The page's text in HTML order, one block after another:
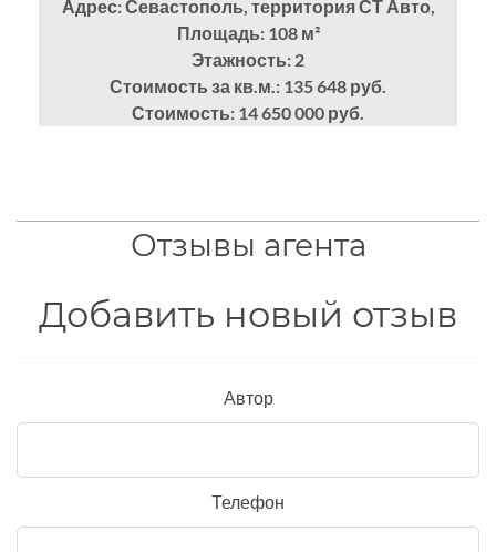
Адрес: Севастополь, территория СТ Авто,
Площадь: 108м²
Этажность: 2
Стоимость за кв.м.: 135 648 руб.
Стоимость: 14 650 000 руб.
Отзывы агента
Добавить новый отзыв
Автор
Телефон